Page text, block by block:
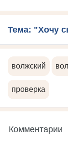
Тема: "Хочу
волжский
проверка
Комментарии